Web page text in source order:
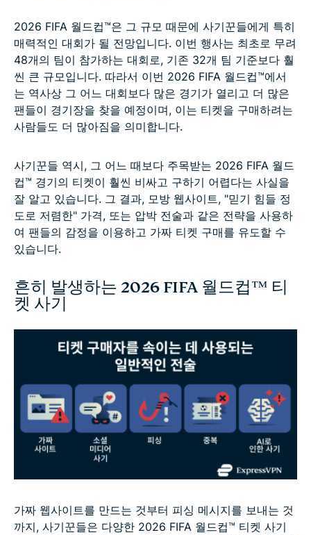
2026 FIFA 월드컵™은 그 규모 때문에 사기꾼들에게 특히
매력적인 대회가 될 전망입니다. 이번 행사는 최초로 무려
48개의 팀이 참가하는 대회로, 기존 32개 팀 기준보다 훨
씬 큰 규모입니다. 따라서 이번 2026 FIFA 월드컵™에서
는 역사상 그 어느 대회보다 많은 경기가 열리고 더 많은
팬들이 경기장을 찾을 예정이며, 이는 티켓을 구매하려는
사람들도 더 많아짐을 의미합니다.
사기꾼들 역시, 그 어느 때보다 주목받는 2026 FIFA 월드
컵™ 경기의 티켓이 훨씬 비싸고 구하기 어렵다는 사실을
잘 알고 있습니다. 그 결과, 모방 웹사이트, "믿기 힘들 정
도로 저렴한" 가격, 또는 압박 전술과 같은 전략을 사용하
여 팬들의 감정을 이용하고 가짜 티켓 구매를 유도할 수
있습니다.
흔히 발생하는 2026 FIFA 월드컵™ 티
켓 사기
가짜 웹사이트를 만드는 것부터 피싱 메시지를 보내는 것
까지, 사기꾼들은 다양한 2026 FIFA 월드컵™ 티켓 사기